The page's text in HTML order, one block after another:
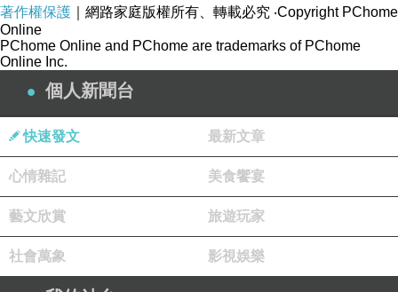
越是在意自己的人，就越會依賴別人。
［讀後感想］輕小說，但題材並不輕，冥界地獄的心理諮
商，女主角貴子，生前為粉領上班族，２４歲，因過勞失
永遠較輕鬆也解決不了問題，到了地獄一樣是煉獄，過度
反省自責反而掉入死胡同，同理心只在互有同理的人心才
存在，逃得了一時，逃不了一世，自殺也是一種殺人更是
殺生，扼殺自己生命的無有愛，在地獄裡更罪無止盡的一
人承受，本書算有點輕又不太輕的地獄遊戲說明書，男、
著作權保護 ｜網路家庭版權所有、轉載必究 ‧Copyright PChome
Online
PChome Online and PChome are trademarks of PChome
Online Inc.
個人新聞台
快速發文 最新文章
心情雜記 美食饗宴
藝文欣賞 旅遊玩家
社會萬象 影視娛樂